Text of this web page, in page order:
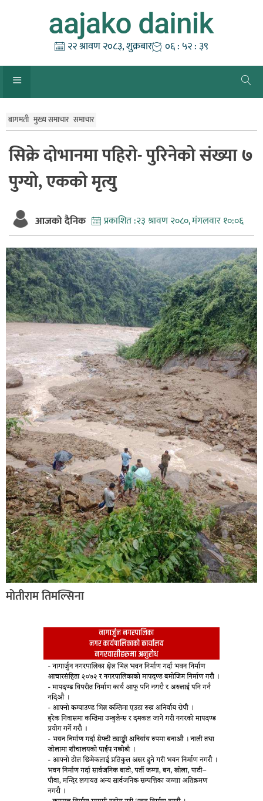
२२ श्रावण २०८३, शुक्रबार ०६ : ५२ : ४०
बागमती मुख्य समाचार समाचार
सिक्रे दोभानमा पहिराे- पुरिनेको संख्या ७
पुग्यो, एकको मृत्यु
आजको दैनिक प्रकाशित :२३ श्रावण २०८०, मंगलवार १०:०६
मोतीराम तिमल्सिना